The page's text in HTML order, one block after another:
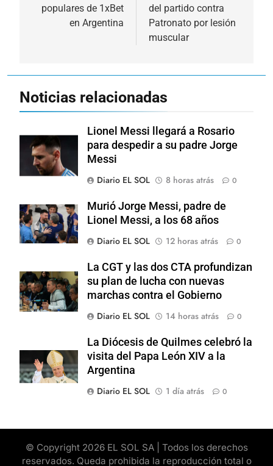
entradas
populares de 1xBet
en Argentina
del partido contra
Patronato por lesión
muscular
Noticias relacionadas
Lionel Messi llegará a Rosario
para despedir a su padre Jorge
Messi
Diario EL SOL
8 horas atrás 0
Murió Jorge Messi, padre de
Lionel Messi, a los 68 años
Diario EL SOL
12 horas atrás 0
La CGT y las dos CTA profundizan
su plan de lucha con nuevas
marchas contra el Gobierno
Diario EL SOL
14 horas atrás 0
La Diócesis de Quilmes celebró la
visita del Papa León XIV a la
Argentina
Diario EL SOL
1 día atrás 0
© Copyright 2026 EL SOL SA | Todos los derechos
reservados. Queda prohibida la reproducción total o